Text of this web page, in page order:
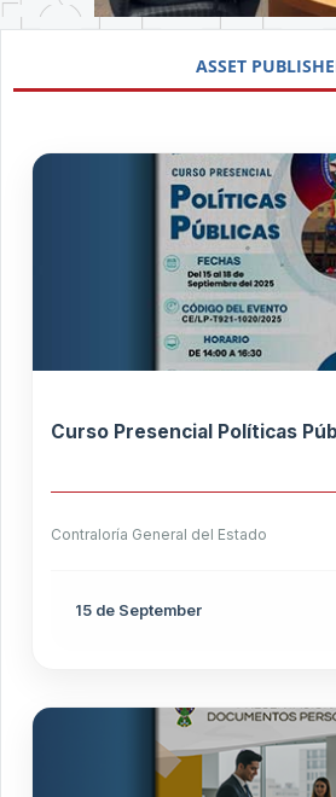
ASSET
Curso Presencial Políticas
Contraloría General del Estado
15 de September